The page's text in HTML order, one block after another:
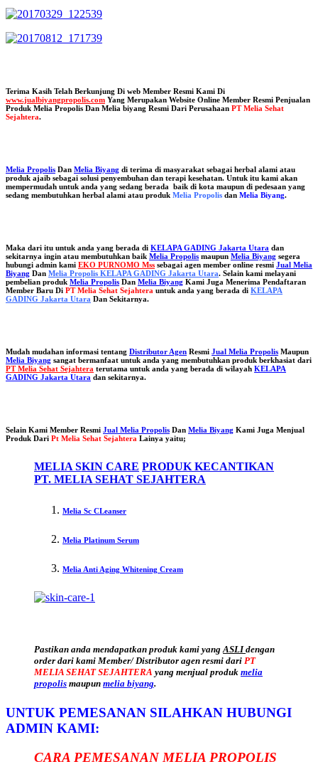
Terima Kasih Telah Berkunjung Di web Member Resmi Kami Di
www.jualbiyangpropolis.com Yang Merupakan Website Online Member Resmi Penjualan
Produk Melia Propolis Dan Melia biyang Resmi Dari Perusahaan PT Melia Sehat
Sejahtera.
Melia Propolis Dan Melia Biyang di terima di masyarakat sebagai herbal alami atau
produk ajaib sebagai solusi penyembuhan dan terapi kesehatan. Untuk itu kami akan
mempermudah untuk anda yang sedang berada baik di kota maupun di pedesaan yang
sedang membutuhkan herbal alami atau produk Melia Propolis dan Melia Biyang.
Maka dari itu untuk anda yang berada di KELAPA GADING Jakarta Utara dan
sekitarnya ingin atau membutuhkan baik Melia Propolis maupun Melia Biyang segera
hubungi admin kami EKO PURNOMO Mss sebagai agen member online resmi Jual Melia
Biyang Dan Melia Propolis KELAPA GADING Jakarta Utara. Selain kami melayani
pembelian produk Melia Propolis Dan Melia Biyang Kami Juga Menerima Pendaftaran
Member Baru Di PT Melia Sehat Sejahtera untuk anda yang berada di KELAPA
GADING Jakarta Utara Dan Sekitarnya.
Mudah mudahan informasi tentang Distributor Agen Resmi Jual Melia Propolis Maupun
Melia Biyang sangat bermanfaat untuk anda yang membutuhkan produk berkhasiat dari
PT Melia Sehat Sejahtera terutama untuk anda yang berada di wilayah KELAPA
GADING Jakarta Utara dan sekitarnya.
Selain Kami Member Resmi Jual Melia Propolis Dan Melia Biyang Kami Juga Menjual
Produk Dari Pt Melia Sehat Sejahtera Lainya yaitu;
MELIA SKIN CARE PRODUK KECANTIKAN
PT. MELIA SEHAT SEJAHTERA
Melia Sc CLeanser
Melia Platinum Serum
Melia Anti Aging Whitening Cream
Pastikan anda mendapatkan produk kami yang ASLIdengan
order dari kami Member/ Distributor agen resmi dari PT
MELIA SEHAT SEJAHTERA yang menjual produk melia
propolis maupun melia biyang.
UNTUK PEMESANAN SILAHKAN HUBUNGI
ADMIN KAMI:
CARA PEMESANAN MELIA PROPOLIS